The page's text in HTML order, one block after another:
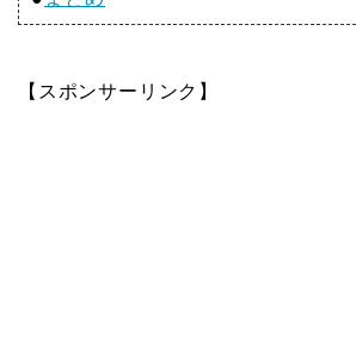
【スポンサーリンク】